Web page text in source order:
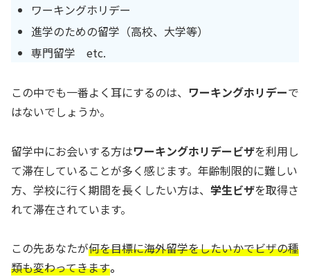
ワーキングホリデー
進学のための留学（高校、大学等）
専門留学 etc.
この中でも一番よく耳にするのは、 ワーキングホリデーで
はないでしょうか。
留学中にお会いする方はワーキングホリデービザを利用し
て滞在していることが多く感じます。年齢制限的に難しい
方、学校に行く期間を長くしたい方は、 学生ビザを取得さ
れて滞在されています。
この先あなたが何を目標に海外留学をしたいかでビザの種
類も変わってきます。